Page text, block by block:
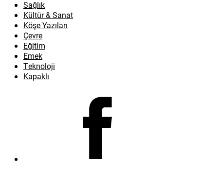
Sağlık
Kültür & Sanat
Köşe Yazıları
Çevre
Eğitim
Emek
Teknoloji
Kapaklı